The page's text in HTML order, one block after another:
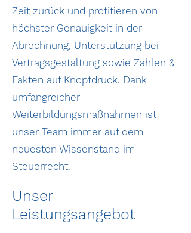
Zeit zurück und profitieren von
höchster Genauigkeit in der
Abrechnung, Unterstützung bei
Vertragsgestaltung sowie Zahlen &
Fakten auf Knopfdruck. Dank
umfangreicher
Weiterbildungsmaßnahmen ist
unser Team immer auf dem
neuesten Wissenstand im
Steuerrecht.
Unser
Leistungsangebot